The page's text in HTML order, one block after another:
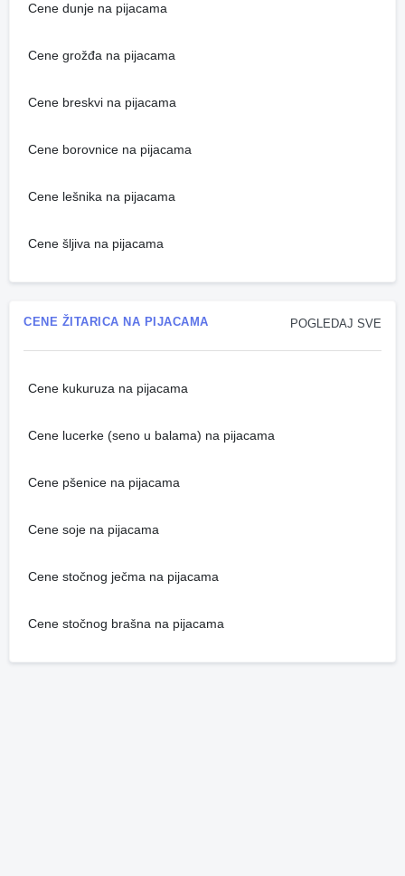
Cene dunje na pijacama
Cene grožđa na pijacama
Cene breskvi na pijacama
Cene borovnice na pijacama
Cene lešnika na pijacama
Cene šljiva na pijacama
POGLEDAJ SVE
CENE ŽITARICA NA PIJACAMA
Cene kukuruza na pijacama
Cene lucerke (seno u balama) na pijacama
Cene pšenice na pijacama
Cene soje na pijacama
Cene stočnog ječma na pijacama
Cene stočnog brašna na pijacama